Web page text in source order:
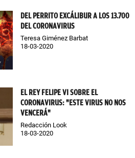
DEL PERRITO EXCÁLIBUR A LOS 13.700
DEL CORONAVIRUS
Teresa Giménez Barbat
18-03-2020
EL REY FELIPE VI SOBRE EL
CORONAVIRUS: "ESTE VIRUS NO NOS
VENCERÁ"
Redacción Look
18-03-2020